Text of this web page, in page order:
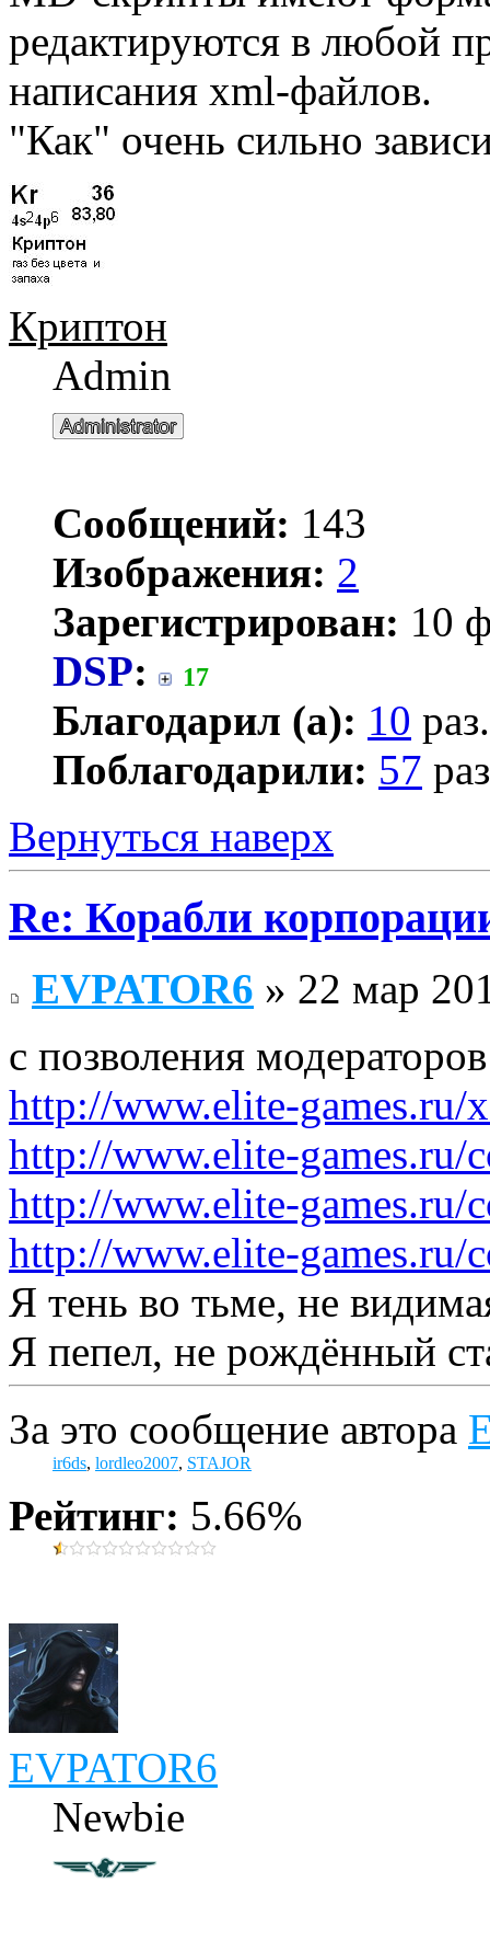
редактируются в любой
написания xml-файлов.
"Как" очень сильно
Криптон
Admin
Сообщений: 143
Изображения: 2
Зарегистрирован: 10
DSP: 17
Благодарил (а): 10 раз.
Поблагодарили: 57
Вернуться наверх
Re: Корабли
EVPATOR6 » 22 мар
с позволения
http://www.elite-games.ru/
http://www.elite-games.ru/
http://www.elite-games.ru/
http://www.elite-games.ru/
Я тень во тьме, не
Я пепел, не рождённый
За это сообщение автора
ir6ds, lordleo2007, STAJOR
Рейтинг: 5.66%
EVPATOR6
Newbie